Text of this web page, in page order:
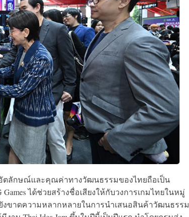
อัตลักษณ์และคุณค่าทางวัฒนธรรมของไทยถือเป็น
ได้ช่วยสร้างชื่อเสียงให้กับวงการเกมไทยในหมู่
งขาดความหลากหลายในการนำเสนอสินค้าวัฒนธรรม